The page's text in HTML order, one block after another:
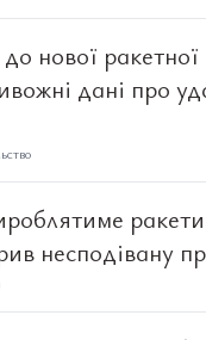
нової ракетної
дані про
несподівану